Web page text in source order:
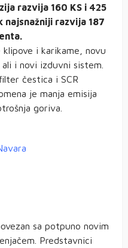
razvija 160 KS i 425
razvija 187
klipove i karikame, novu
i novi izduvni sistem.
čestica i SCR
je manja emisija
goriva.
sa potpuno novim
Predstavnici